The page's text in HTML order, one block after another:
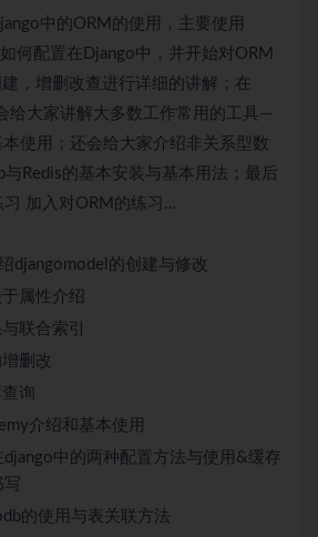
中的ORM的使用，主要使用
何配置在Django中，并开始对ORM
，增删改查进行详细的讲解；在
给大家讲解大多数工作常用的工具—
本使用；还会给大家介绍非关系型数
Redis的基本安装与基本用法；最后
习 加入对ORM的练习…
djangomodel的创建与修改
属性介绍
联合索引
删改
询
介绍和基本使用
中的两种配置方法与使用&缓存
写
的使用与表关联方法